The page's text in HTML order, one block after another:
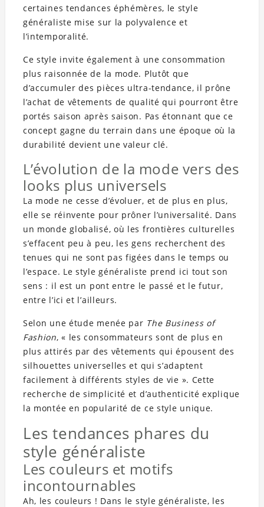
certaines tendances éphémères, le style
généraliste mise sur la polyvalence et
l’intemporalité.
Ce style invite également à une consommation
plus raisonnée de la mode. Plutôt que
d’accumuler des pièces ultra-tendance, il prône
l’achat de vêtements de qualité qui pourront être
portés saison après saison. Pas étonnant que ce
concept gagne du terrain dans une époque où la
durabilité devient une valeur clé.
L’évolution de la mode vers des
looks plus universels
La mode ne cesse d’évoluer, et de plus en plus,
elle se réinvente pour prôner l’universalité. Dans
un monde globalisé, où les frontières culturelles
s’effacent peu à peu, les gens recherchent des
tenues qui ne sont pas figées dans le temps ou
l’espace. Le style généraliste prend ici tout son
sens : il est un pont entre le passé et le futur,
entre l’ici et l’ailleurs.
Selon une étude menée par The Business of
Fashion, « les consommateurs sont de plus en
plus attirés par des vêtements qui épousent des
silhouettes universelles et qui s’adaptent
facilement à différents styles de vie ». Cette
recherche de simplicité et d’authenticité explique
la montée en popularité de ce style unique.
Les tendances phares du
style généraliste
Les couleurs et motifs
incontournables
Ah, les couleurs ! Dans le style généraliste, les